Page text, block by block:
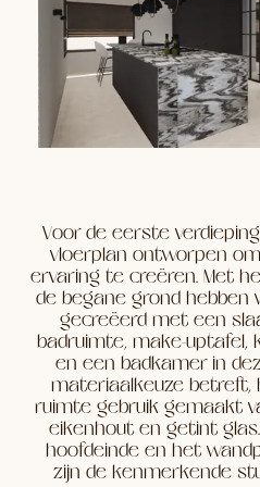
Voor de eerste
vloerplan ontworpen
ervaring te creëren. Met
de begane grond
gecreëerd met een
badruimte, make-uptafel,
en een badkamer in
materiaalkeuze betreft,
ruimte gebruik gemaakt
eikenhout en getint
hoofdeinde en het
zijn de kenmerkende